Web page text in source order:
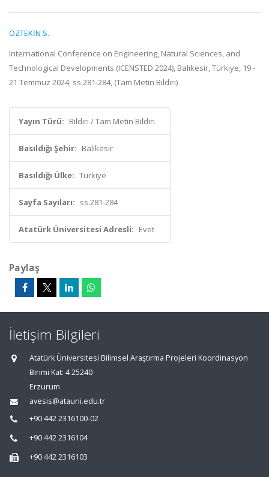
ÖZTEKİN S.
International Conference on Engineering, Natural Sciences, and
Technological Developments (ICENSTED 2024), Balıkesir, Türkiye, 19 -
21 Temmuz 2024, ss.281-284, (Tam Metin Bildiri)
Yayın Türü: Bildiri / Tam Metin Bildiri
Basıldığı Şehir: Balıkesir
Basıldığı Ülke: Türkiye
Sayfa Sayıları: ss.281-284
Atatürk Üniversitesi Adresli: Evet
Paylaş
İletişim Bilgileri
Atatürk Üniversitesi Bilimsel Araştırma Projeleri Koordinasyon
Birimi Kat: 4 25240
Erzurum
avesis@atauni.edu.tr
+90 442 2316100-02
+90 442 2316104
+90 442 2316103